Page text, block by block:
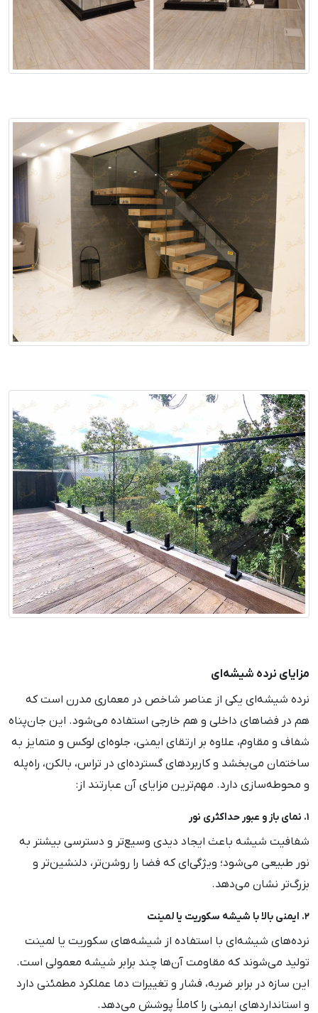
مزایای نرده شیشه‌ای
نرده شیشه‌ای یکی از عناصر شاخص در معماری مدرن است که
هم در فضاهای داخلی و هم خارجی استفاده می‌شود. این جان‌پناه
شفاف و مقاوم، علاوه بر ارتقای ایمنی، جلوه‌ای لوکس و متمایز به
ساختمان می‌بخشد و کاربردهای گسترده‌ای در تراس، بالکن، راه‌پله
و محوطه‌سازی دارد. مهم‌ترین مزایای آن عبارتند از:
۱. نمای باز و عبور حداکثری نور
شفافیت شیشه باعث ایجاد دیدی وسیع‌تر و دسترسی بیشتر به
نور طبیعی می‌شود؛ ویژگی‌ای که فضا را روشن‌تر، دلنشین‌تر و
بزرگ‌تر نشان می‌دهد.
۲. ایمنی بالا با شیشه سکوریت یا لمینت
نرده‌های شیشه‌ای با استفاده از شیشه‌های سکوریت یا لمینت
تولید می‌شوند که مقاومت آن‌ها چند برابر شیشه معمولی است.
این سازه در برابر ضربه، فشار و تغییرات دما عملکرد مطمئنی دارد
و استانداردهای ایمنی را کاملاً پوشش می‌دهد.